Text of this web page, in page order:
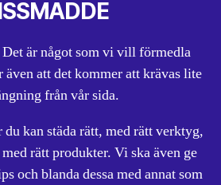
är något som vi vill förmedla
att det kommer att krävas lite
från vår sida.
kan städa rätt, med rätt verktyg,
rätt produkter. Vi ska även ge
och blanda dessa med annat som